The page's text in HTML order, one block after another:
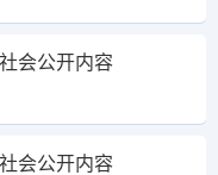
会公开内容
会公开内容